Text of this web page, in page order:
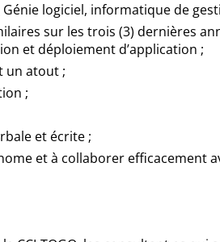
logiciel, informatique de
sur les trois (3) dernières
et déploiement d’application ;
un atout ;
;
et écrite ;
et à collaborer efficacement